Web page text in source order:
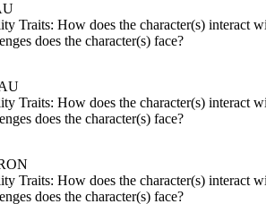
Traits: How does the character(s) interact
does the character(s) face?
Traits: How does the character(s) interact
does the character(s) face?
Traits: How does the character(s) interact
does the character(s) face?